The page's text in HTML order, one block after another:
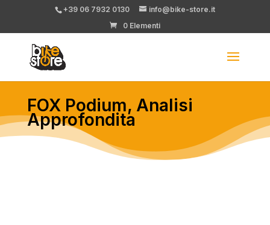
+39 06 7932 0130
info@bike-store.it
0 Elementi
FOX Podium, Analisi
Approfondita